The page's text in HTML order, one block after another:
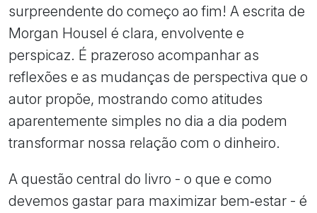
surpreendente do começo ao fim! A escrita de
Morgan Housel é clara, envolvente e
perspicaz. É prazeroso acompanhar as
reflexões e as mudanças de perspectiva que o
autor propõe, mostrando como atitudes
aparentemente simples no dia a dia podem
transformar nossa relação com o dinheiro.
A questão central do livro - o que e como
devemos gastar para maximizar bem‑estar - é